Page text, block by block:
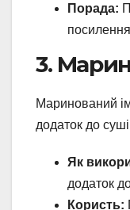
Порада:
3.
Маринований
додаток до
Як
додаток
Користь: